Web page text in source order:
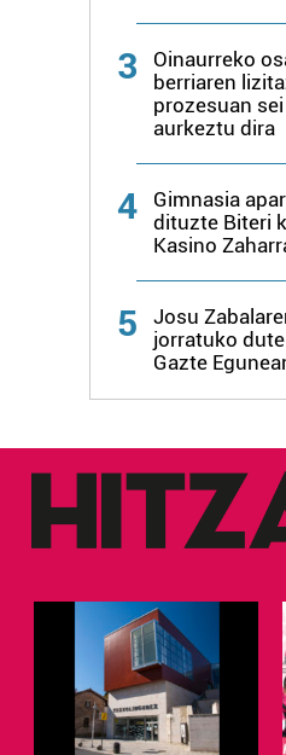
3
Oinaurreko
berriaren
prozesuan
aurkeztu dira
4
Gimnasia
dituzte Biteri
Kasino
5
Josu
jorratuko
Gazte